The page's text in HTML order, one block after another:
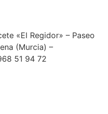
«El Regidor» – Paseo
(Murcia) –
51 94 72